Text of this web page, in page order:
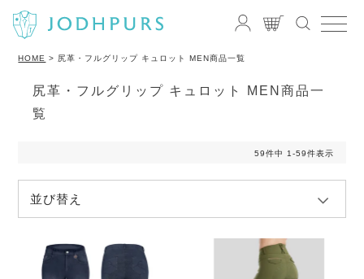
HOME 尻革・フルグリップ キュロット MEN商品一覧
尻革・フルグリップ キュロット MEN商品一
覧
並び替え
59件中 1 -59件表示